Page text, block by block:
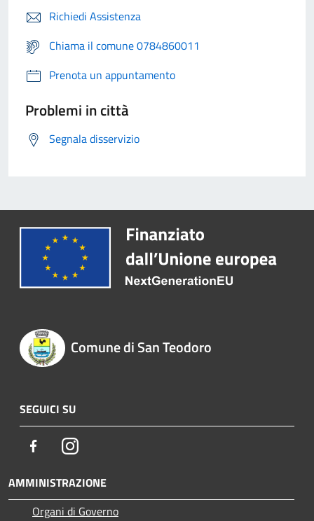
Richiedi Assistenza
Chiama il comune 0784860011
Prenota un appuntamento
Problemi in città
Segnala disservizio
Comune di San Teodoro
SEGUICI SU
FacebookInstagram
AMMINISTRAZIONE
Organi di Governo